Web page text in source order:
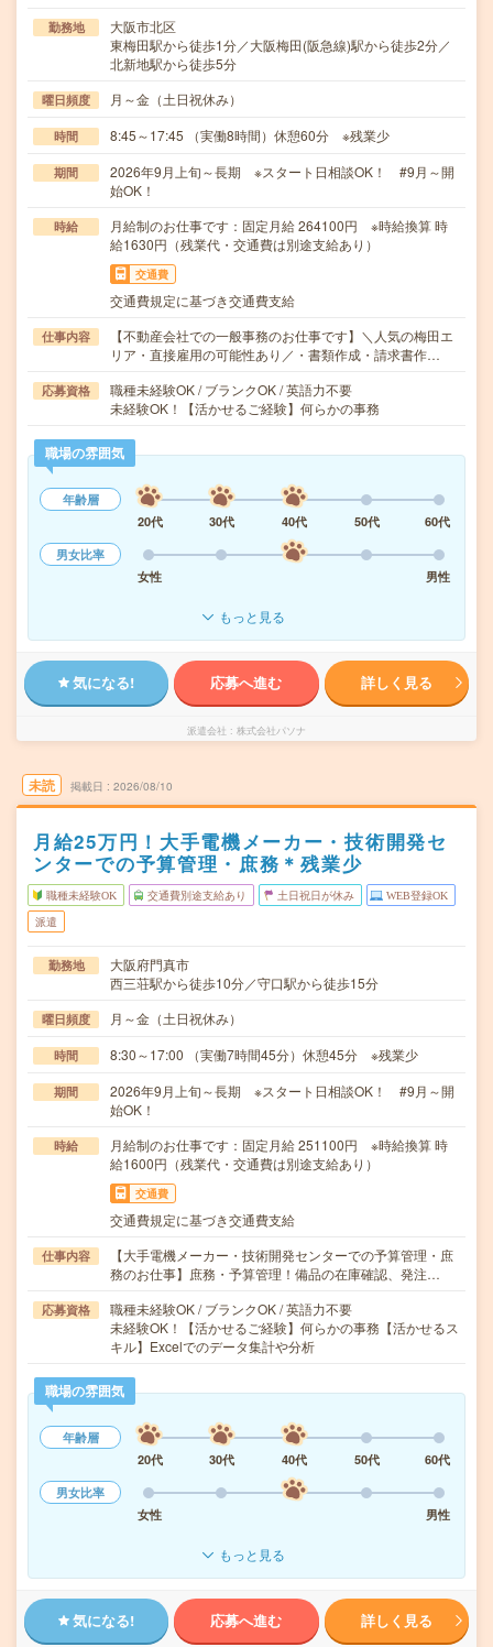
勤務地
大阪市北区
東梅田駅から徒歩1分／大阪梅田(阪急線)駅から徒歩2分／
北新地駅から徒歩5分
曜日頻度 月～金（土日祝休み）
時間 8:45～17:45 （実働8時間）休憩60分 ※残業少
期間
2026年9月上旬～長期 ※スタート日相談OK！ #9月～開
始OK！
時給
月給制のお仕事です：固定月給 264100円 ※時給換算 時
給1630円（残業代・交通費は別途支給あり）
交通費
交通費規定に基づき交通費支給
仕事内容
【不動産会社での一般事務のお仕事です】＼人気の梅田エ
リア・直接雇用の可能性あり／・書類作成・請求書作…
応募資格
職種未経験OK / ブランクOK / 英語力不要
未経験OK！【活かせるご経験】何らかの事務
職場の雰囲気
年齢層
20代
30代 40代 50代
60代
男女比率
女性
男性
もっと見る
気になる! 応募へ進む 詳しく見る
派遣会社 株式会社パソナ
未読 掲載日 2026/08/10
月給25万円！大手電機メーカー・技術開発セ
ンターでの予算管理・庶務＊残業少
職種未経験OK 交通費別途支給あり 土日祝日が休み WEB登録OK
派遣
勤務地
大阪府門真市
西三荘駅から徒歩10分／守口駅から徒歩15分
曜日頻度 月～金（土日祝休み）
時間 8:30～17:00 （実働7時間45分）休憩45分 ※残業少
期間
2026年9月上旬～長期 ※スタート日相談OK！ #9月～開
始OK！
時給
月給制のお仕事です：固定月給 251100円 ※時給換算 時
給1600円（残業代・交通費は別途支給あり）
交通費
交通費規定に基づき交通費支給
仕事内容
【大手電機メーカー・技術開発センターでの予算管理・庶
務のお仕事】庶務・予算管理！備品の在庫確認、発注…
応募資格
職種未経験OK / ブランクOK / 英語力不要
未経験OK！【活かせるご経験】何らかの事務【活かせるス
キル】Excelでのデータ集計や分析
職場の雰囲気
年齢層
20代
30代 40代 50代
60代
男女比率
女性
男性
もっと見る
気になる! 応募へ進む 詳しく見る